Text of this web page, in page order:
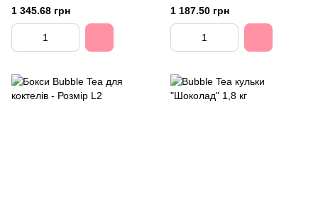
1 345.68 грн 1 187.50 грн